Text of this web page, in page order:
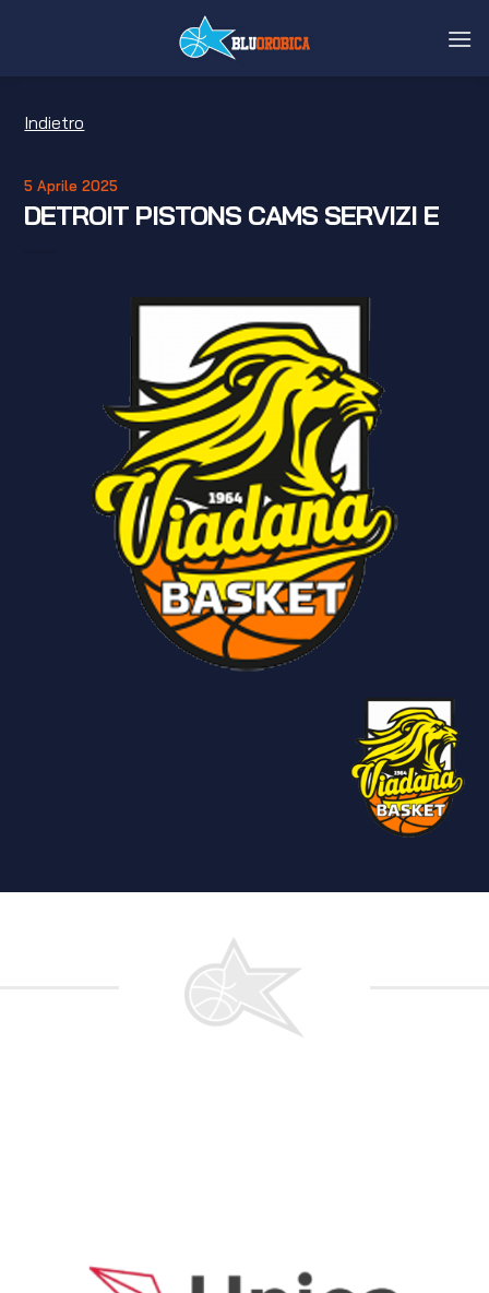
Indietro
5 Aprile 2025
DETROIT PISTONS CAMS SERVIZI E